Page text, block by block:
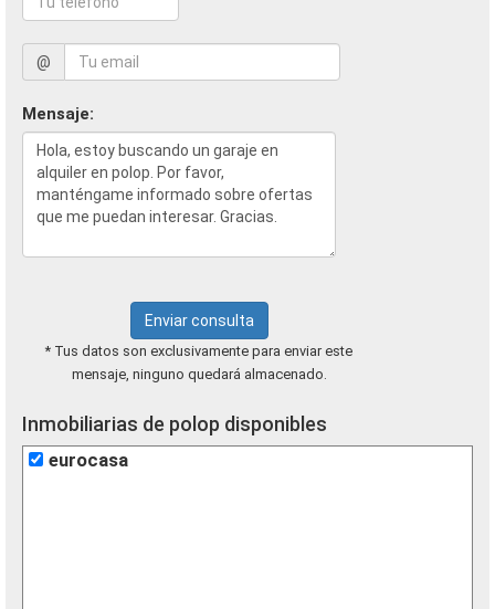
@
Mensaje:
Enviar consulta
* Tus datos son exclusivamente para enviar este
mensaje, ninguno quedará almacenado.
Inmobiliarias de polop disponibles
eurocasa